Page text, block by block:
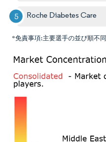
Roche Diabetes Care
*免責事項:主要選手の並び順不同